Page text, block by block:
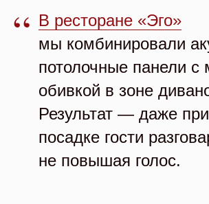
“ В ресторане «Эго»
мы комбинировали
потолочные панели с
обивкой в зоне
Результат — даже
посадке гости
не повышая голос.